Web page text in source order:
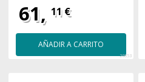
61, 11 €
AÑADIR A CARRITO
26853